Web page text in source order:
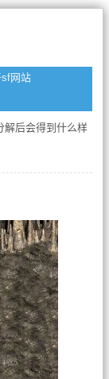
sf网站
后会得到什么样